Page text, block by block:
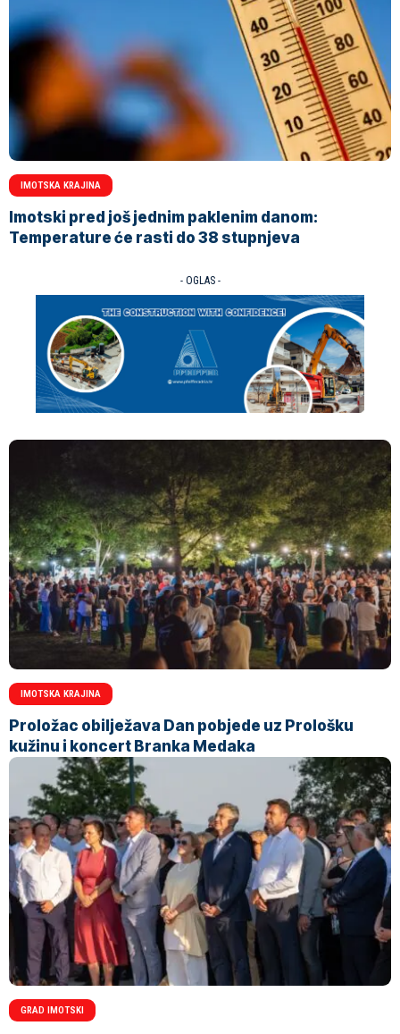
IMOTSKA KRAJINA
Imotski pred još jednim paklenim danom:
Temperature će rasti do 38 stupnjeva
- OGLAS -
IMOTSKA KRAJINA
Proložac obilježava Dan pobjede uz Prološku
kužinu i koncert Branka Medaka
GRAD IMOTSKI